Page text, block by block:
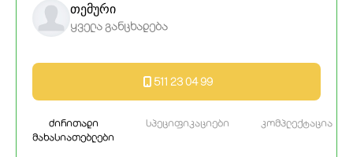
ძირითადი
მახასიათებლები
სპეციფიკაციები კომპლექტაცია
თემური
ყველა განცხადება
511 23 04 99